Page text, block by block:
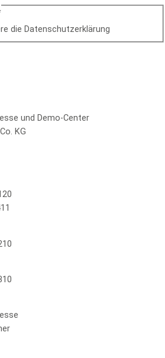
die Datenschutz­erklärung
und Demo-Center
KG